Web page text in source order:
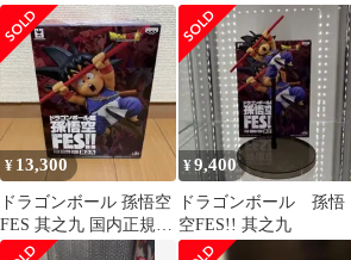
ィギュア
¥ 13,300
ドラゴンボール 孫悟空
FES 其之九 国内正規品
新品未開封
¥9,400
ドラゴンボール 孫悟
空FES!! 其之九